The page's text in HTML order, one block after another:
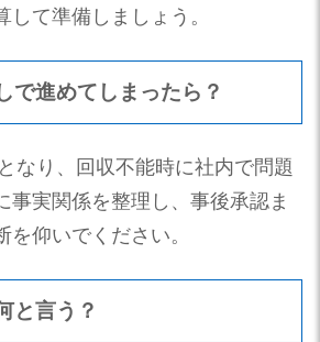
して準備しましょう。
で進めてしまったら？
なり、回収不能時に社内で問題
事実関係を整理し、事後承認ま
を仰いでください。
と言う？